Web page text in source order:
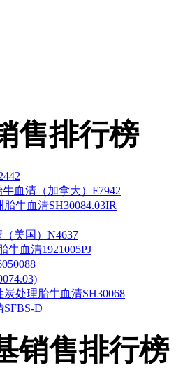
售排行榜
血清（加拿大）F7942
牛血清SH30084.03IR
美国）N4637
牛血清1921005PJ
处理胎牛血清SH30068
SFBS-D
销售排行榜